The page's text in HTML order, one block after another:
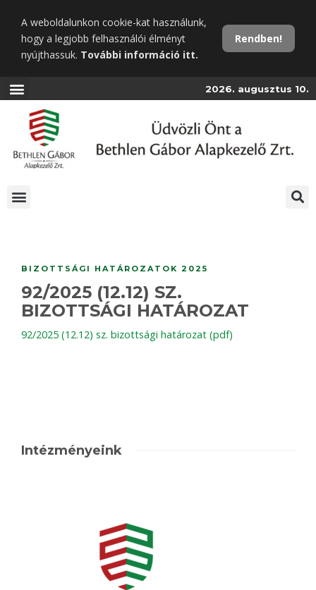
tartalomra
A weboldalunkon cookie-kat használunk,
hogy a legjobb felhasználói élményt
nyújthassuk. További információ itt.
Rendben!
2026. augusztus 10.
BIZOTTSÁGI HATÁROZATOK 2025
92/2025 (12.12) SZ.
BIZOTTSÁGI HATÁROZAT
92/2025 (12.12) sz. bizottsági határozat (pdf)
Intézményeink